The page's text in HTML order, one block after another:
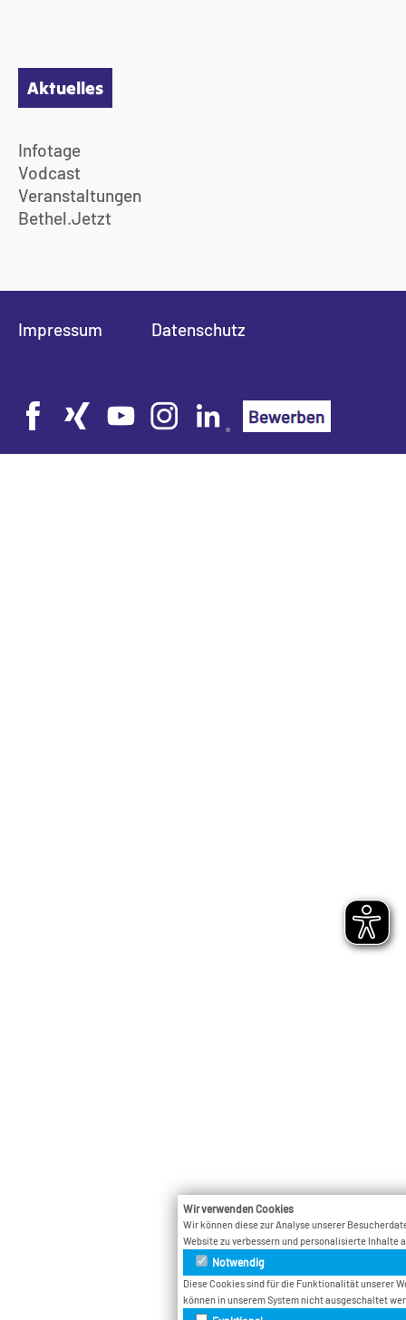
Aktuelles
Infotage
Vodcast
Veranstaltungen
Bethel.Jetzt
Impressum Datenschutz
Wir verwenden Cookies
Wir können diese zur Analyse unserer
Website zu verbessern und personalisierte Inhalte
Notwendig
Diese Cookies sind für die Funktionalität unserer
können in unserem System nicht ausgeschaltet